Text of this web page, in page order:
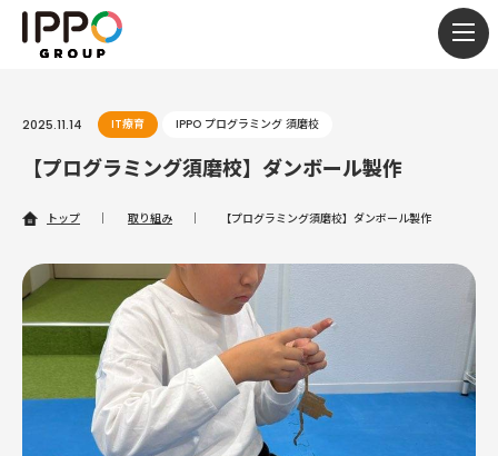
2025.11.14 IT療育 IPPO プログラミング 須磨校
【プログラミング須磨校】ダンボール製作
トップ ｜ 取り組み ｜ 【プログラミング須磨校】ダンボール製作